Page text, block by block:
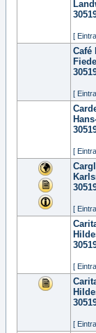
[
Café
[
[
[
[
[